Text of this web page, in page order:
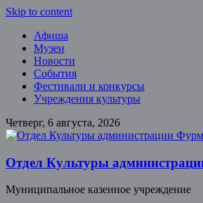
Skip to content
Афиша
Музеи
Новости
События
Фестивали и конкурсы
Учреждения культуры
Четверг, 6 августа, 2026
Отдел Культуры
Муниципальное казенное учреждение